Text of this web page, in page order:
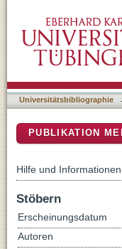
Universitätsbibliographie
PUBLIKATION
Hilfe und Informationen
Stöbern
Erscheinungsdatum
Autoren